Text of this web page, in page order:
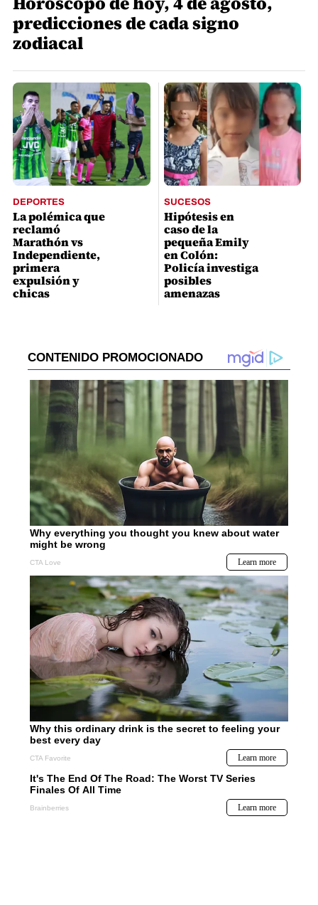
predicciones de cada signo
zodiacal
DEPORTES
La polémica que
reclamó
Marathón vs
Independiente,
primera
expulsión y
chicas
SUCESOS
Hipótesis en
caso de la
pequeña Emily
en Colón:
Policía investiga
posibles
amenazas